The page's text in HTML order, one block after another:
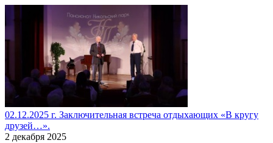
02.12.2025 г. Заключительная встреча отдыхающих «В кругу
друзей…».
2 декабря 2025